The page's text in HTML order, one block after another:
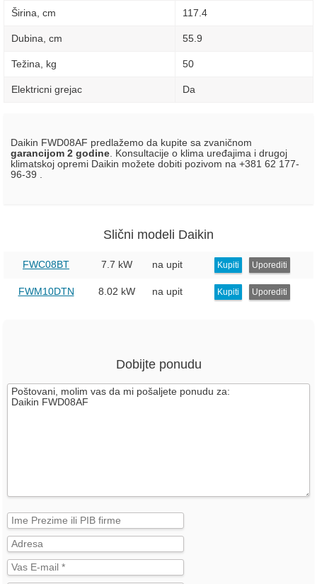
Širina, сm 117.4
Dubina, сm 55.9
Težina, kg 50
Elektricni grejac Da
Daikin FWD08AF predlažemo da kupite sa zvaničnom
garancijom 2 godine . Konsultacije o klima uređajima i drugoj
klimatskoj opremi Daikin možete dobiti pozivom na +381 62 177-
96-39 .
Slični modeli Daikin
FWC08BT 7.7 kW na upit Kupiti Uporediti
FWM10DTN 8.02 kW na upit Kupiti Uporediti
Dobijte ponudu